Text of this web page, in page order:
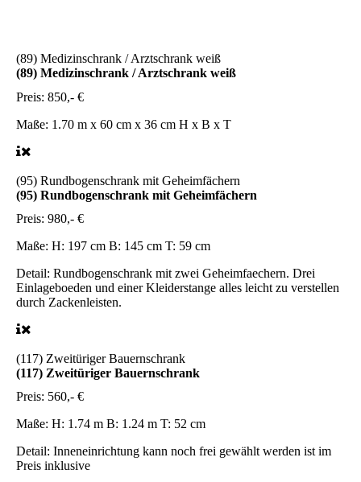
(89) Medizinschrank / Arztschrank weiß
(89) Medizinschrank / Arztschrank weiß
Preis: 850,- €
Maße: 1.70 m x 60 cm x 36 cm H x B x T
(95) Rundbogenschrank mit Geheimfächern
(95) Rundbogenschrank mit Geheimfächern
Preis: 980,- €
Maße: H: 197 cm B: 145 cm T: 59 cm
Detail: Rundbogenschrank mit zwei Geheimfaechern. Drei
Einlageboeden und einer Kleiderstange alles leicht zu verstellen
durch Zackenleisten.
(117) Zweitüriger Bauernschrank
(117) Zweitüriger Bauernschrank
Preis: 560,- €
Maße: H: 1.74 m B: 1.24 m T: 52 cm
Detail: Inneneinrichtung kann noch frei gewählt werden ist im
Preis inklusive